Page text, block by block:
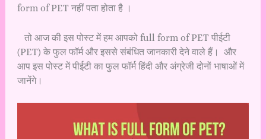
form of PET नहीं पता होता है ।
तो आज की इस पोस्ट में हम आपको full form of PET पीईटी
(PET) के फुल फॉर्म और इससे संबंधित जानकारी देने वाले हैं। और
आप इस पोस्ट में पीईटी का फुल फॉर्म हिंदी और अंग्रेजी दोनों भाषाओं में
जानेंगे।